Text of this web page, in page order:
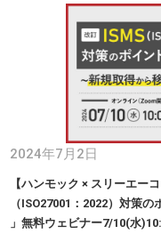
2024年7月2日
【ハンモック × スリーエー
（ISO27001：2022）対策
」無料ウェビナー7/10(水